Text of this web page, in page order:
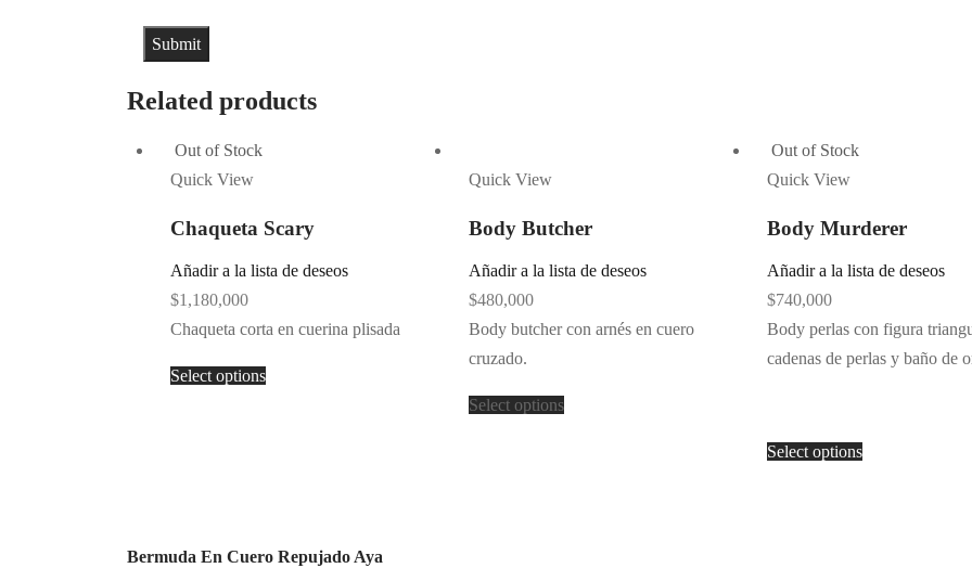
Related products
Out of Stock
Quick View
Chaqueta Scary
Añadir a la lista de deseos
$1,180,000
Chaqueta corta en cuerina plisada
Select options
Quick View
Body Butcher
Añadir a la lista de deseos
$480,000
Body butcher con arnés en cuero
cruzado.
Select options
Out of Stock
Quick View
Body Murderer
Añadir a la lista de deseos
$740,000
Body perlas con figura
cadenas de perlas y baño de
Select options
Bermuda En Cuero Repujado Aya